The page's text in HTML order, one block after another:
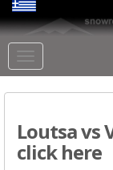
Loutsa vs
click here